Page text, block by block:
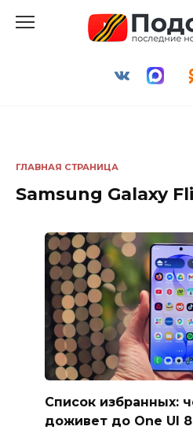
ГЛАВНАЯ СТРАНИЦА
Samsung Galaxy
Список избранных:
доживет до One UI